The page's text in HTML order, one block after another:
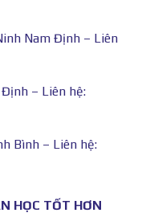
Nam Định – Liên
– Liên hệ:
Bình – Liên hệ:
HỌC TỐT HƠN